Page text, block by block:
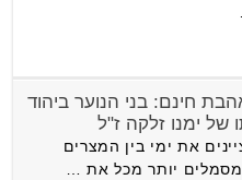
חינם: בני הנוער ביהוד
של ימנו זלקה ז"ל
את ימי בין המצרים
יותר מכל את …